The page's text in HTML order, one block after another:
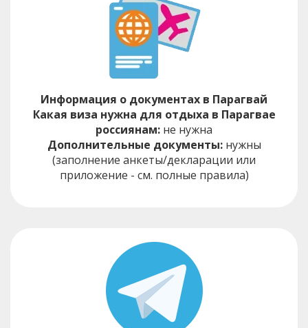
Информация о документах в Парагвай
Какая виза нужна для отдыха в Парагвае
россиянам: не нужна
Дополнительные документы:нужны
(заполнение анкеты/декларации или
приложение - см. полные правила)